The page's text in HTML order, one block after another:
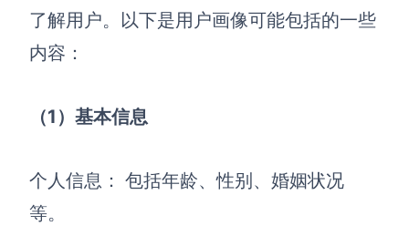
AI生成时间管理四象限
AI生成用户画像 AI生成PPT
了解用户。以下是用户画像可能包括的一些
内容：
（1）基本信息
个人信息： 包括年龄、性别、婚姻状况
等。